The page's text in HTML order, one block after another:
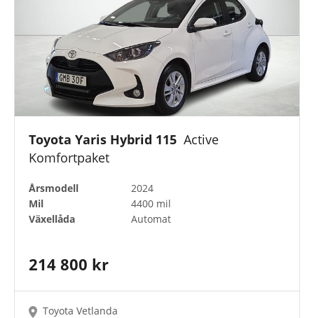
Toyota Yaris Hybrid 115 Active
Komfortpaket
Årsmodell
2024
Mil
4400 mil
Växellåda
Automat
214 800 kr
Toyota Vetlanda